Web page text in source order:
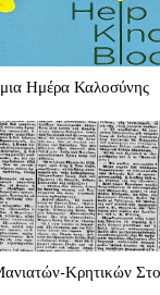
Ημέρα Καλοσύνης
Κρητικών